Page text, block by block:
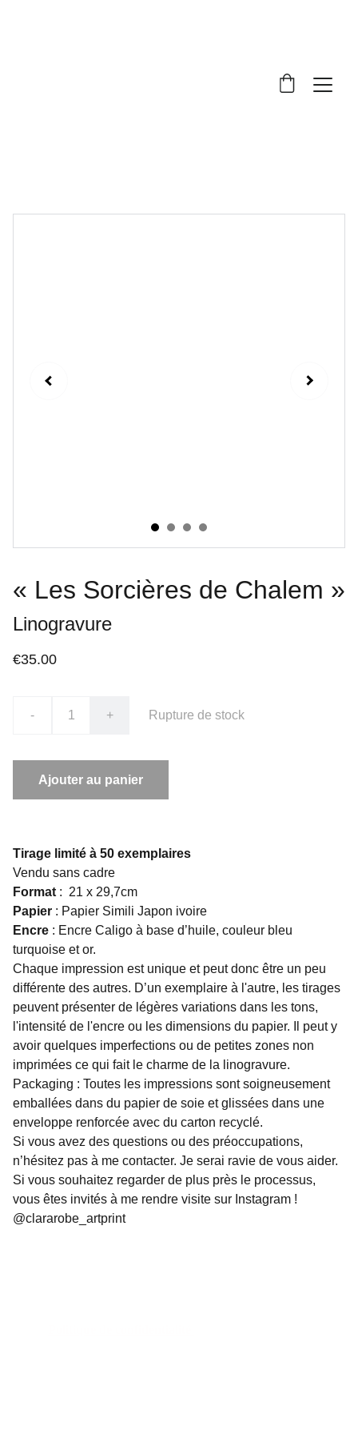
« Les Sorcières de Chalem »
Linogravure
€35.00
- + Rupture de stock
Ajouter au panier
Tirage limité à 50 exemplaires
Vendu sans cadre
Format : 21 x 29,7cm
Papier : Papier Simili Japon ivoire
Encre : Encre Caligo à base d’huile, couleur bleu
turquoise et or.
Chaque impression est unique et peut donc être un peu
différente des autres. D’un exemplaire à l'autre, les tirages
peuvent présenter de légères variations dans les tons,
l'intensité de l'encre ou les dimensions du papier. Il peut y
avoir quelques imperfections ou de petites zones non
imprimées ce qui fait le charme de la linogravure.
Packaging : Toutes les impressions sont soigneusement
emballées dans du papier de soie et glissées dans une
enveloppe renforcée avec du carton recyclé.
Si vous avez des questions ou des préoccupations,
n’hésitez pas à me contacter. Je serai ravie de vous aider.
Si vous souhaitez regarder de plus près le processus,
vous êtes invités à me rendre visite sur Instagram !
@clararobe_artprint